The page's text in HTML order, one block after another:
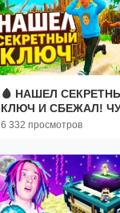
🩸 НАШЕЛ
КЛЮЧ И СБЕЖАЛ! ЧУНГА
ЧАНГА 3 КОНЦОВКИ
БЛОГЕРА
6 332 просмотров